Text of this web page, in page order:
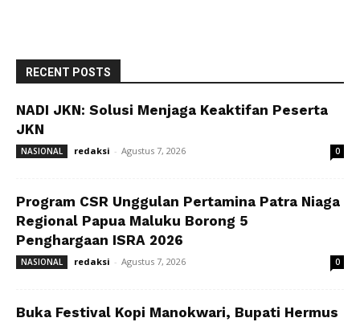
RECENT POSTS
NADI JKN: Solusi Menjaga Keaktifan Peserta
JKN
NASIONAL redaksi - Agustus 7, 2026 0
Program CSR Unggulan Pertamina Patra Niaga
Regional Papua Maluku Borong 5
Penghargaan ISRA 2026
NASIONAL redaksi - Agustus 7, 2026 0
Buka Festival Kopi Manokwari, Bupati Hermus